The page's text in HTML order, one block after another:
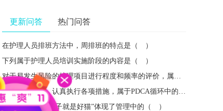
更新问答 热门问答
在护理人员排班方法中，周排班的特点是（ ）
下列属于护理人员培训实施阶段的内容是（ ）
对于易发生风险的护理项目进行程度和频率的评价，属于风险管理的（ ）
照预定的计划，认真执行各项措施，属于PDCA循环中的（ ）
“黑猫白猫抓住耗子就是好猫”体现了管理中的（ ）